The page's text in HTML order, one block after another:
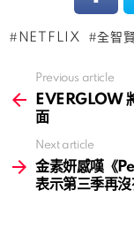
NETFLIX 全智
more
Previous article
EVERGLOW
面
Next article
金素妍感嘆《
表示第三季再